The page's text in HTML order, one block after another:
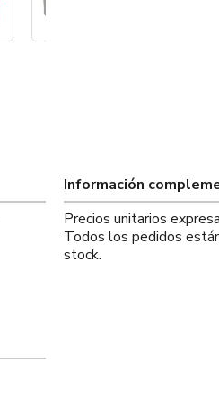
Información
Precios unitarios
Todos los pedidos
stock.